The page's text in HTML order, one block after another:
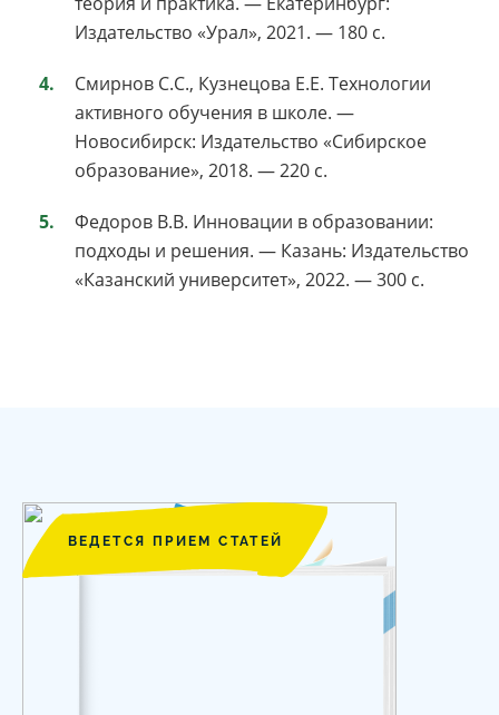
Издательство «Урал», 2021. — 180 с.
Смирнов С.С., Кузнецова Е.Е. Технологии
активного обучения в школе. —
Новосибирск: Издательство «Сибирское
образование», 2018. — 220 с.
Федоров В.В. Инновации в образовании:
подходы и решения. — Казань: Издательство
«Казанский университет», 2022. — 300 с.
ВЕДЕТСЯ ПРИЕМ СТАТЕЙ